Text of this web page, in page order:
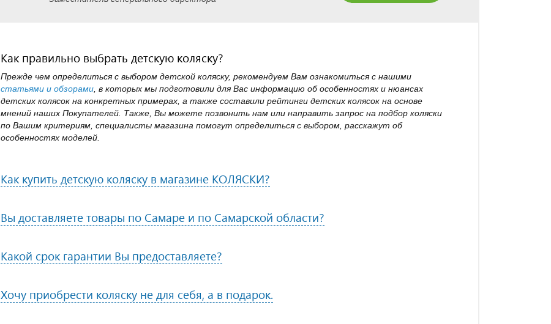
Как правильно выбрать детскую коляску?
Прежде чем определиться с выбором детской коляску, рекомендуем Вам ознакомиться с нашими
статьями и обзорами , в которых мы подготовили для Вас информацию об особенностях и нюансах
детских колясок на конкретных примерах, а также составили рейтинги детских колясок на основе
мнений наших Покупателей. Также, Вы можете позвонить нам или направить запрос на подбор коляски
по Вашим критериям, специалисты магазина помогут определиться с выбором, расскажут об
особенностях моделей.
Как купить детскую коляску в магазине КОЛЯСКИ?
Вы доставляете товары по Самаре и по Самарской области?
Какой срок гарантии Вы предоставляете?
Хочу приобрести коляску не для себя, а в подарок.